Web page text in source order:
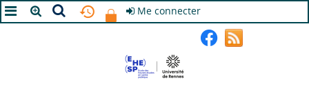
Me connecter